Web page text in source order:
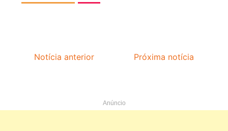
Notícia anterior Próxima notícia
Anúncio